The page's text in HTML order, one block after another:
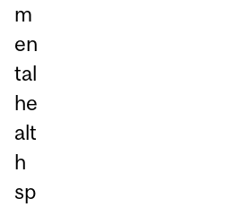
m
en
tal
he
alt
h
sp